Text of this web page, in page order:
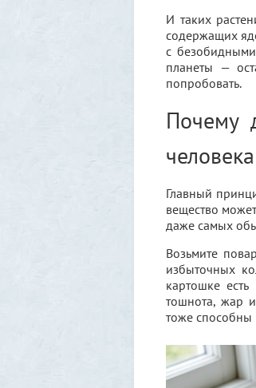
И таких
содержащих
с
планеты —
попробовать.
Почему
человека
Главный
вещество
даже самых
Возьмите
избыточных
картошке
тошнота, жар и
тоже способны